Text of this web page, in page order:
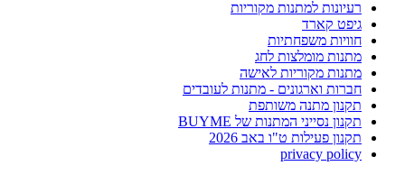
רעיונות למתנות מקוריות
גיפט קארד
חוויות משפחתיות
מתנות מומלצות לחג
מתנות מקוריות לאישה
חברות וארגונים - מתנות לעובדים
תקנון מתנה משותפת
תקנון נסייני המתנות של BUYME
תקנון פעילות ט"ו באב 2026
privacy policy